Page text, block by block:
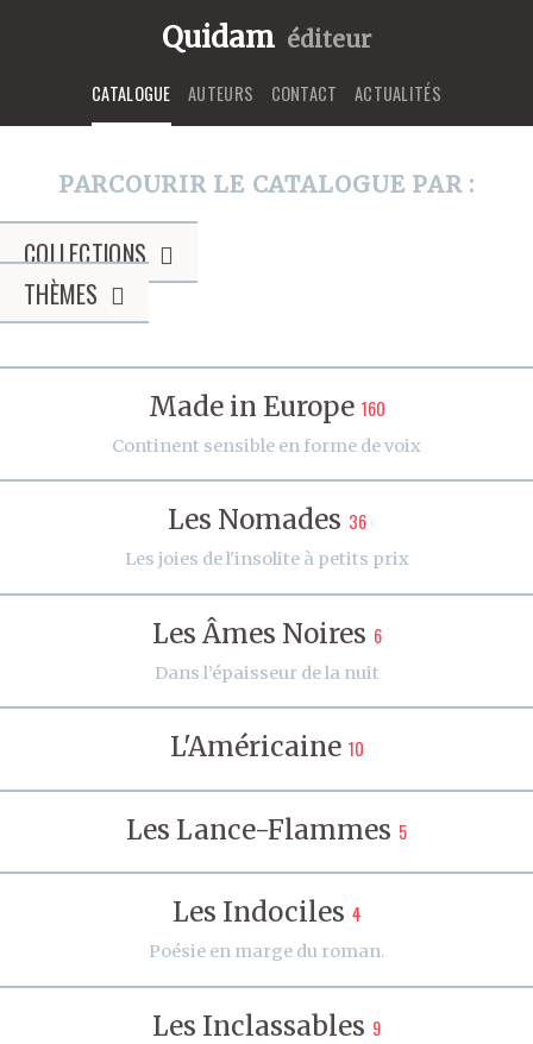
Quidam éditeur
CATALOGUE AUTEURS CONTACT ACTUALITÉS
PARCOURIR LE CATALOGUE PAR :
COLLECTIONS
THÈMES
Made in Europe 160
Continent sensible en forme de voix
Les Nomades 36
Les joies de l'insolite à petits prix
Les Âmes Noires 6
Dans l’épaisseur de la nuit
L'Américaine 10
Les Lance-Flammes 5
Les Indociles 4
Poésie en marge du roman.
Les Inclassables 9